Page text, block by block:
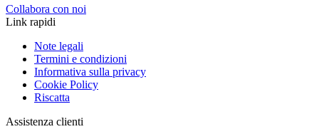
Collabora con noi
Link rapidi
Note legali
Termini e condizioni
Informativa sulla privacy
Cookie Policy
Riscatta
Assistenza clienti